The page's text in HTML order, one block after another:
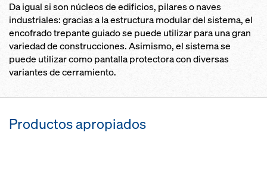
Da igual si son núcleos de edificios, pilares o naves
industriales: gracias a la estructura modular del sistema, el
encofrado trepante guiado se puede utilizar para una gran
variedad de construcciones. Asimismo, el sistema se
puede utilizar como pantalla protectora con diversas
variantes de cerramiento.
Productos apropiados